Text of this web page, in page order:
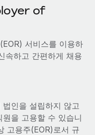
전문가 지원 제공
소스, AI 우선 인프라를
발자 및 운영자
of
서비스를 이용하
속하고 간편하게 채용
인을 설립하지 않고
을 고용할 수 있습니
고용주(EOR)로서 규